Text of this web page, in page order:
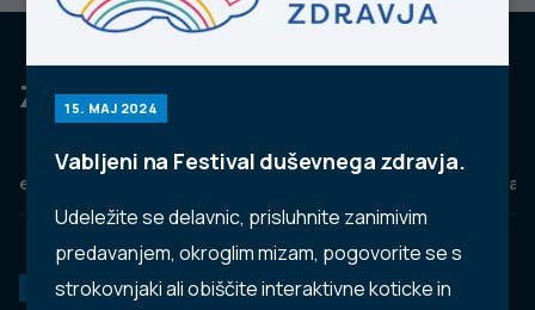
15. MAJ 2024
Vabljeni na Festival duševnega zdravja.
Udeležite se delavnic, prisluhnite zanimivim
predavanjem, okroglim mizam, pogovorite se s
strokovnjaki ali obiščite interaktivne koticke in
Za dobro javno zdravje
eZdravje NIJZ ambulante
KORONAVIRUS